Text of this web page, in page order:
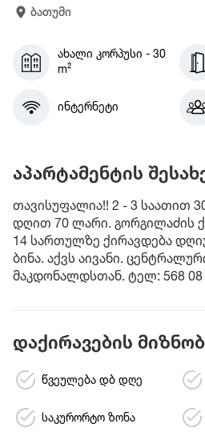
ბათუმი
ახალი კორპუსი - 30
m²
ინტერნეტი
აპარტამენტის
თავისუფალია!! 2 - 3 საათით
დღით 70 ლარი. გორგილაძის
14 სართულზე ქირავდება
ბინა. აქვს აივანი.
მაკდონალდსთან. ტელ: 568 08
დაქირავების
წვეულება დბ დღე
საკურორტო ზონა